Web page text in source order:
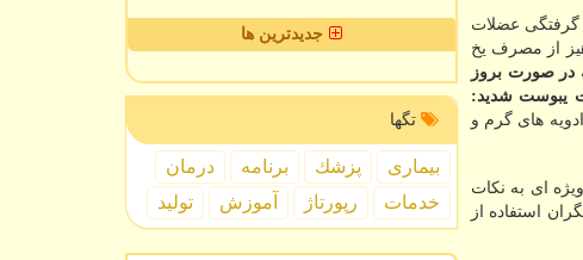
گرفتگی عضلات
از مصرف یخ
در صورت بروز
یبوست شدید:
های گرم و
ای به نکات
استفاده از
جدیدترین ها
تگها
بیماری پزشك برنامه
درمان
خدمات
رپورتاژ آموزش تولید